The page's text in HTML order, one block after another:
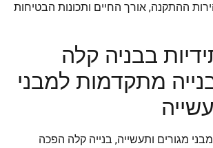
ההתקנה, אורך החיים ותכונות הבטיחות
בבניה קלה
מתקדמות למבני
מגורים ותעשייה, בנייה קלה הפכה